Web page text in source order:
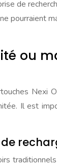
de
pourraient
ou
Il est